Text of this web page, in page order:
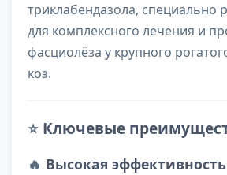
триклабендазола, специально
для комплексного лечения и
фасциолёза у крупного
коз.
⭐ Ключевые
🔥 Высокая эффективность